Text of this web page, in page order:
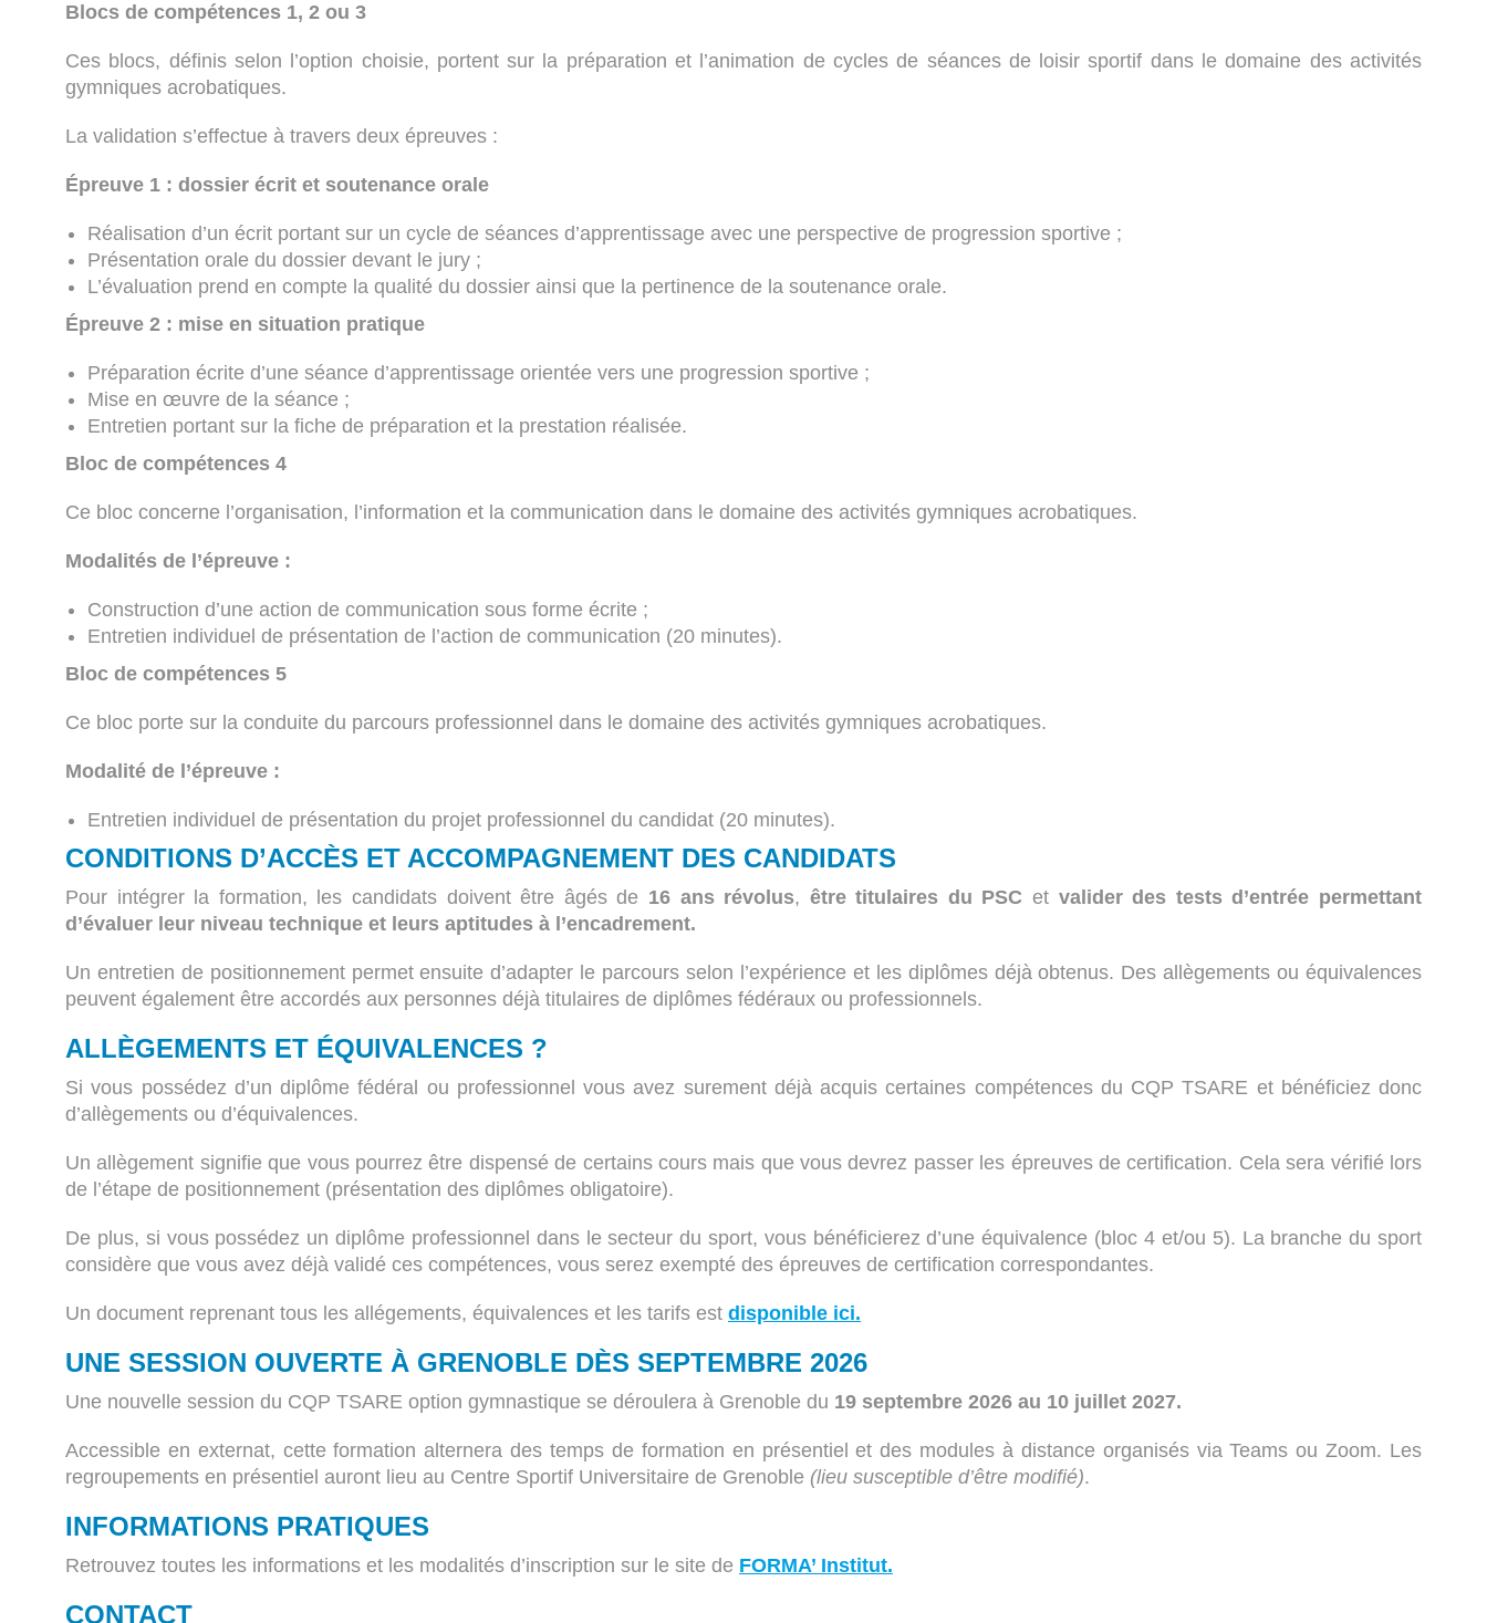
Blocs de compétences 1, 2 ou 3
Ces blocs, définis selon l’option choisie, portent sur la préparation et l’animation de cycles de séances de loisir sportif dans le domaine des activités
gymniques acrobatiques.
La validation s’effectue à travers deux épreuves :
Épreuve 1 : dossier écrit et soutenance orale
Réalisation d’un écrit portant sur un cycle de séances d’apprentissage avec une perspective de progression sportive ;
Présentation orale du dossier devant le jury ;
L’évaluation prend en compte la qualité du dossier ainsi que la pertinence de la soutenance orale.
Épreuve 2 : mise en situation pratique
Préparation écrite d’une séance d’apprentissage orientée vers une progression sportive ;
Mise en œuvre de la séance ;
Entretien portant sur la fiche de préparation et la prestation réalisée.
Bloc de compétences 4
Ce bloc concerne l’organisation, l’information et la communication dans le domaine des activités gymniques acrobatiques.
Modalités de l’épreuve :
Construction d’une action de communication sous forme écrite ;
Entretien individuel de présentation de l’action de communication (20 minutes).
Bloc de compétences 5
Ce bloc porte sur la conduite du parcours professionnel dans le domaine des activités gymniques acrobatiques.
Modalité de l’épreuve :
Entretien individuel de présentation du projet professionnel du candidat (20 minutes).
CONDITIONS D’ACCÈS ET ACCOMPAGNEMENT DES CANDIDATS
Pour intégrer la formation, les candidats doivent être âgés de 16 ans révolus, être titulaires du PSC et valider des tests d’entrée permettant
d’évaluer leur niveau technique et leurs aptitudes à l’encadrement.
Un entretien de positionnement permet ensuite d’adapter le parcours selon l’expérience et les diplômes déjà obtenus. Des allègements ou équivalences
peuvent également être accordés aux personnes déjà titulaires de diplômes fédéraux ou professionnels.
ALLÈGEMENTS ET ÉQUIVALENCES ?
Si vous possédez d’un diplôme fédéral ou professionnel vous avez surement déjà acquis certaines compétences du CQP TSARE et bénéficiez donc
d’allègements ou d’équivalences.
Un allègement signifie que vous pourrez être dispensé de certains cours mais que vous devrez passer les épreuves de certification. Cela sera vérifié lors
de l’étape de positionnement (présentation des diplômes obligatoire).
De plus, si vous possédez un diplôme professionnel dans le secteur du sport, vous bénéficierez d’une équivalence (bloc 4 et/ou 5). La branche du sport
considère que vous avez déjà validé ces compétences, vous serez exempté des épreuves de certification correspondantes.
Un document reprenant tous les allégements, équivalences et les tarifs est disponible ici.
UNE SESSION OUVERTE À GRENOBLE DÈS SEPTEMBRE 2026
Une nouvelle session du CQP TSARE option gymnastique se déroulera à Grenoble du 19 septembre 2026 au 10 juillet 2027.
Accessible en externat, cette formation alternera des temps de formation en présentiel et des modules à distance organisés via Teams ou Zoom. Les
regroupements en présentiel auront lieu au Centre Sportif Universitaire de Grenoble (lieu susceptible d’être modifié).
INFORMATIONS PRATIQUES
Retrouvez toutes les informations et les modalités d’inscription sur le site de FORMA’ Institut.
CONTACT